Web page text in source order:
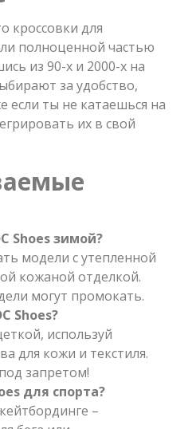
кроссовки для
полноценной частью
из 90-х и 2000-х на
за удобство,
если ты не катаешься на
их в свой
Shoes зимой?
модели с утепленной
кожаной отделкой.
могут промокать.
Shoes?
используй
для кожи и текстиля.
запретом!
для спорта?
–